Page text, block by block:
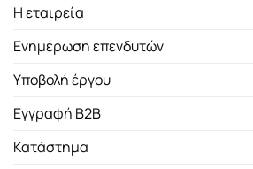
Η εταιρεία
Ενημέρωση επενδυτών
Υποβολή έργου
Εγγραφή B2B
Κατάστημα